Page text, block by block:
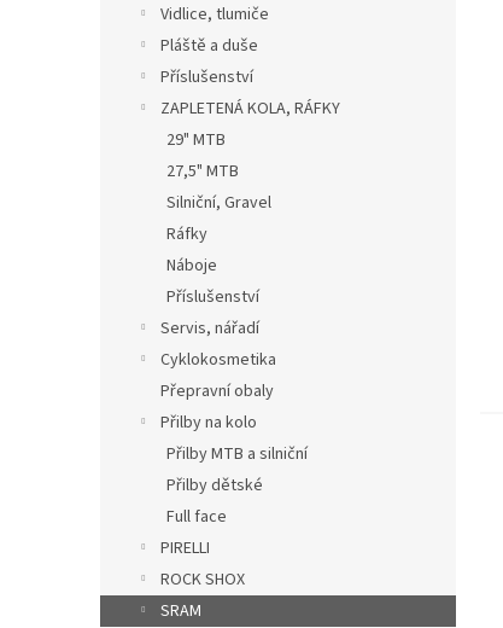
Vidlice, tlumiče
Pláště a duše
Příslušenství
ZAPLETENÁ KOLA, RÁFKY
29" MTB
27,5" MTB
Silniční, Gravel
Ráfky
Náboje
Příslušenství
Servis, nářadí
Cyklokosmetika
Přepravní obaly
Přilby na kolo
Přilby MTB a silniční
Přilby dětské
Full face
PIRELLI
ROCK SHOX
SRAM